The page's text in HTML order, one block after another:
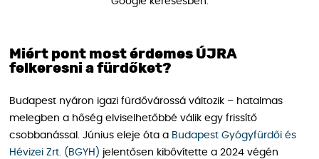
Miért pont most érdemes ÚJRA
felkeresni a fürdőket?
Budapest nyáron igazi fürdővárossá változik – hatalmas
melegben a hőség elviselhetőbbé válik egy frissítő
csobbanással. Június eleje óta a Budapest Gyógyfürdői és
Hévizei Zrt. (BGYH) jelentősen kibővítette a 2024 végén